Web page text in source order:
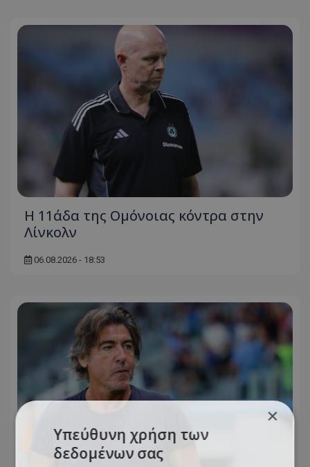
Η 11άδα της Ομόνοιας κόντρα στην
Λίνκολν
06.08.2026 - 18:53
×
Υπεύθυνη χρήση των
δεδομένων σας